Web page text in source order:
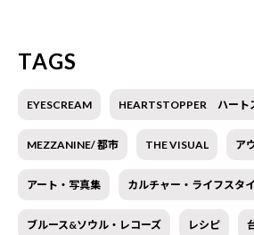
TAGS
EYESCREAM HEARTSTOPPER ハート
MEZZANINE/ 都市 THE VISUAL ア
アート・写真集 カルチャー・ライフスタ
ブルース&ソウル・レコーズ レシピ